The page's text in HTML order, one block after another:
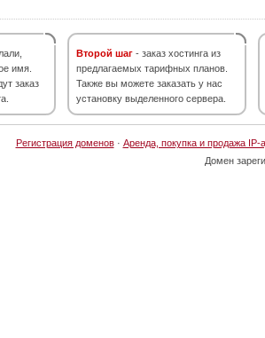
имя.
заказ
Второй шаг - заказ хостинга из
предлагаемых тарифных планов.
Также вы можете заказать у нас
установку выделенного сервера.
Регистрация доменов· Аренда, покупка и продажа IP-
Домен